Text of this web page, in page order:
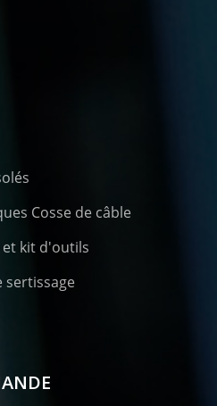
Cosse de câble
kit d'outils
sertissage